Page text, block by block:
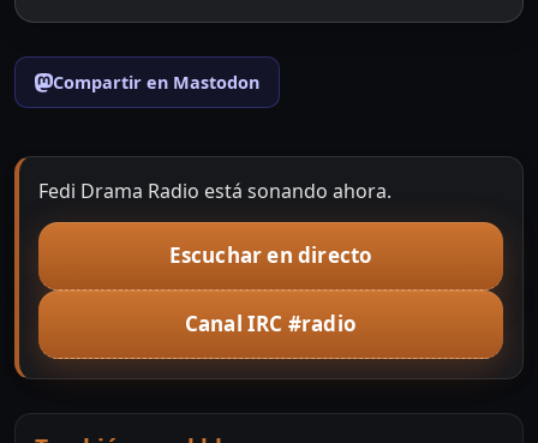
Compartir en Mastodon
Fedi Drama Radio está sonando ahora.
Escuchar en directo
Canal IRC #radio